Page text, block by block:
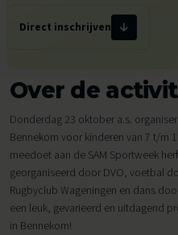
Direct inschrijven
Over de
Donderdag 23 oktober a.s.
Bennekom voor kinderen van 7 t/m
meedoet aan de SAM Sportweek
georganiseerd door DVO, voetbal
Rugbyclub Wageningen en dans
een leuk, gevarieerd en uitdagend
in Bennekom!